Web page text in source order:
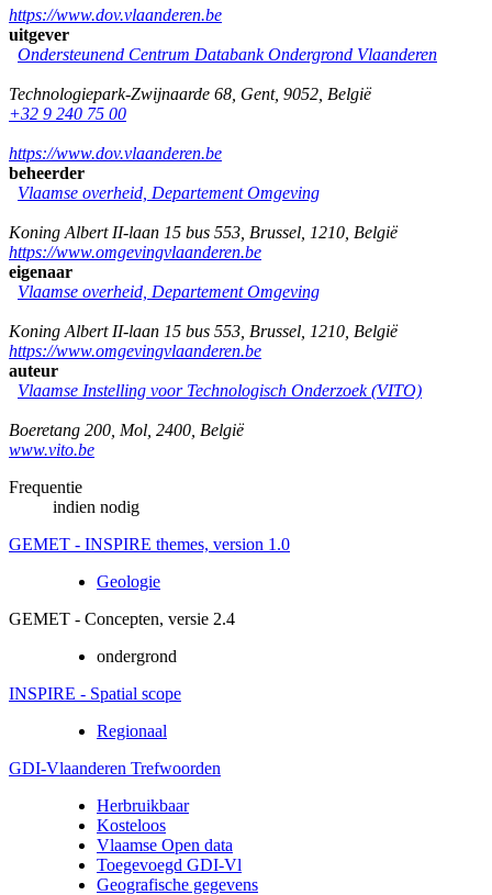
https://www.dov.vlaanderen.be
uitgever
Ondersteunend Centrum Databank Ondergrond Vlaanderen
Technologiepark-Zwijnaarde 68 Gent, 9052 België
+32 9 240 75 00
https://www.dov.vlaanderen.be
beheerder
Vlaamse overheid, Departement Omgeving
Koning Albert II-laan 15 bus 553 Brussel 1210 België
https://www.omgevingvlaanderen.be
eigenaar
Vlaamse overheid, Departement Omgeving
Koning Albert II-laan 15 bus 553 Brussel 1210 België
https://www.omgevingvlaanderen.be
auteur
Vlaamse Instelling voor Technologisch Onderzoek (VITO)
Boeretang 200 Mol 2400 België
www.vito.be
Frequentie
indien nodig
GEMET - INSPIRE themes, version 1.0
Geologie
GEMET - Concepten, versie 2.4
ondergrond
INSPIRE - Spatial scope
Regionaal
GDI-Vlaanderen Trefwoorden
Herbruikbaar
Kosteloos
Vlaamse Open data
Toegevoegd GDI-Vl
Geografische gegevens